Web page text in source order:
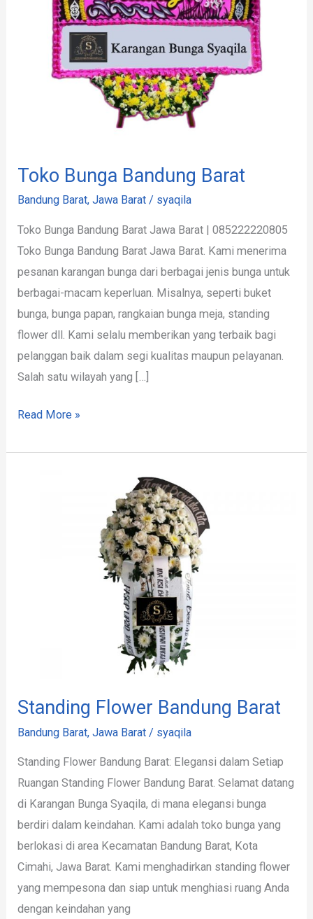
Toko Bunga Bandung Barat
Bandung Barat,Jawa Barat / syaqila
Toko Bunga Bandung Barat Jawa Barat | 085222220805
Toko Bunga Bandung Barat Jawa Barat. Kami menerima
pesanan karangan bunga dari berbagai jenis bunga untuk
berbagai-macam keperluan. Misalnya, seperti buket
bunga, bunga papan, rangkaian bunga meja, standing
flower dll. Kami selalu memberikan yang terbaik bagi
pelanggan baik dalam segi kualitas maupun pelayanan.
Salah satu wilayah yang […]
Read More »
Standing Flower Bandung Barat
Bandung Barat,Jawa Barat / syaqila
Standing Flower Bandung Barat: Elegansi dalam Setiap
Ruangan Standing Flower Bandung Barat. Selamat datang
di Karangan Bunga Syaqila, di mana elegansi bunga
berdiri dalam keindahan. Kami adalah toko bunga yang
berlokasi di area Kecamatan Bandung Barat, Kota
Cimahi, Jawa Barat. Kami menghadirkan standing flower
yang mempesona dan siap untuk menghiasi ruang Anda
dengan keindahan yang